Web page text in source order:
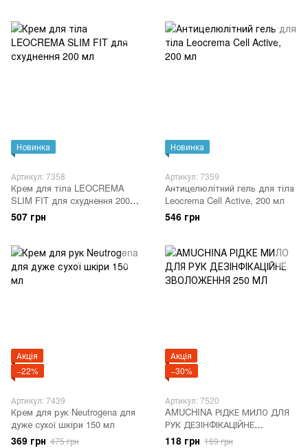
Новинка
Артикул: 7358
Крем для тіла LEOCREMA
SLIM FIT для схуднення 200
мл
507 грн
Новинка
Артикул: 7359
Антицелюлітний гель для тіла
Leocrema Cell Active, 200 мл
546 грн
Акція
−22%
Артикул: 7439
Крем для рук Neutrogena для
дуже сухої шкіри 150 мл
369 грн 475 грн
Акція
−30%
Артикул: 7520
AMUCHINA РІДКЕ МИЛО ДЛЯ
РУК ДЕЗІНФІКАЦІЙНЕ
ЗВОЛОЖЕННЯ 250 МЛ
118 грн 169 грн